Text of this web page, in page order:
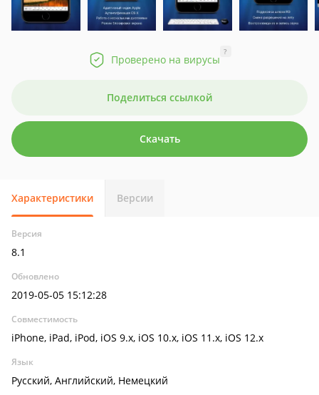
Проверено на вирусы
?
Поделиться ссылкой
Скачать
Характеристики Версии
Версия
8.1
Обновлено
2019-05-05 15:12:28
Совместимость
iPhone, iPad, iPod, iOS 9.x, iOS 10.x, iOS 11.x, iOS 12.x
Язык
Русский, Английский, Немецкий